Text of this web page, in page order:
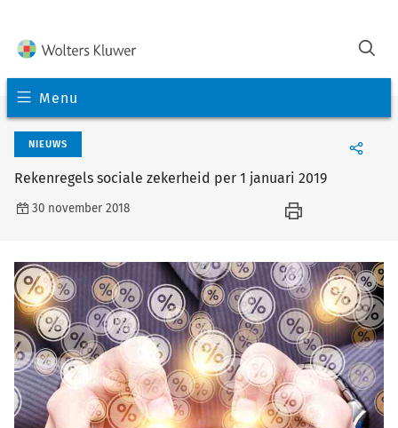
Menu
NIEUWS
Rekenregels sociale zekerheid per 1 januari 2019
30 november 2018